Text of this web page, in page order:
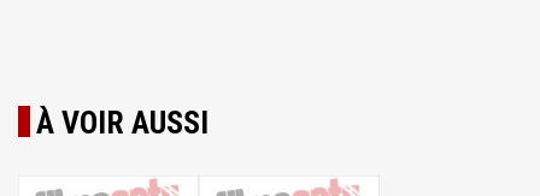
À VOIR AUSSI